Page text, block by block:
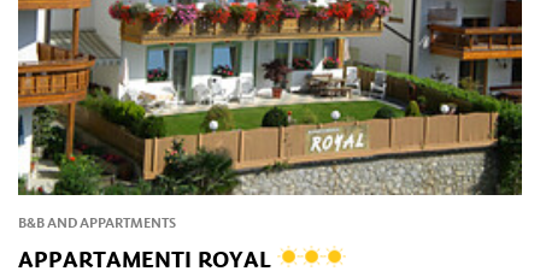
B&B AND APPARTMENTS
APPARTAMENTI ROYAL